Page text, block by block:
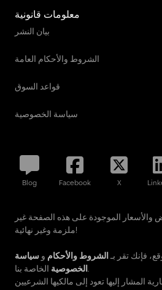
معلومات قانونية
بيان النشر
الشروط والأحكام العامة
قواعد السوق
سياسة الخصوصية
Blog Facebook X
والأسعار الموجودة على هذه الصفحة غير
ملزمة وغير نهائية!
فإنك تقر بـ الشروط والأحكام و سياسة
الخصوصية الخاصة بنا.